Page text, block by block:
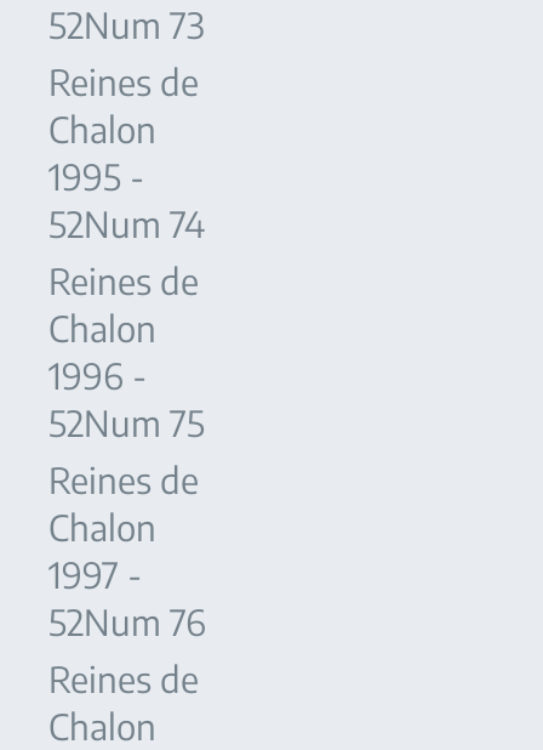
52Num 73
Reines de
Chalon
1995 -
52Num 74
Reines de
Chalon
1996 -
52Num 75
Reines de
Chalon
1997 -
52Num 76
Reines de
Chalon